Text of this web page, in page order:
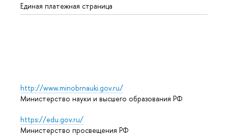
Единая платежная страница
http://www.minobrnauki.gov.ru/
Министерство науки и высшего образования РФ
https://edu.gov.ru/
Министерство просвещения РФ